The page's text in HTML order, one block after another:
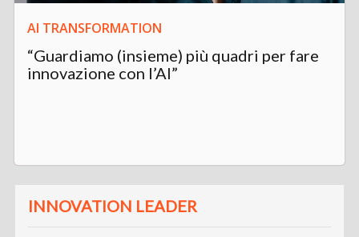
AI TRANSFORMATION
“Guardiamo (insieme) più quadri per fare
innovazione con l’AI”
INNOVATION LEADER